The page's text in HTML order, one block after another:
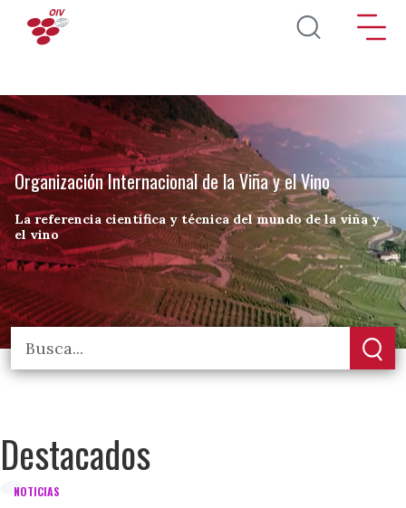
Pasar al contenido principal
Organización Internacional de la Viña y el Vino
La referencia científica y técnica del mundo de la viña y
el vino
Destacados
NOTICIAS